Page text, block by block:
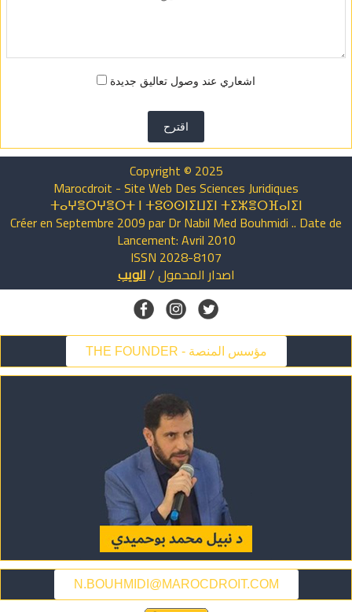
اشعاري عند وصول تعاليق جديدة
اقترح
Copyright © 2025
Marocdroit - Site Web Des Sciences Juridiques
ⵜⴰⵖⴻⵔⵖⴻⵔⵜ ⵏ ⵜⵓⵙⵙⵏⵉⵡⵉⵏ ⵜⵉⵣⴻⵔⴼⴰⵏⵉⵏ
Créer en Septembre 2009 par Dr Nabil Med Bouhmidi .. Date de
Lancement: Avril 2010
ISSN 2028-8107
اصدار المحمول/الويب
THE FOUNDER - مؤسس المنصة
N.BOUHMIDI@MAROCDROIT.COM